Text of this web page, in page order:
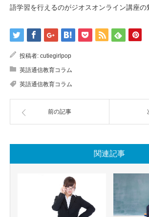
語学習を行えるのがジオスオンライン講座の
投稿者: cutiegirlpop
英語通信教育コラム
英語通信教育コラム
前の記事
関連記事